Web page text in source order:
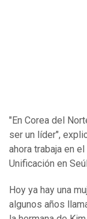
"En Corea del
ser un líder",
ahora trabaja en
Unificación en
Hoy ya hay una
algunos años